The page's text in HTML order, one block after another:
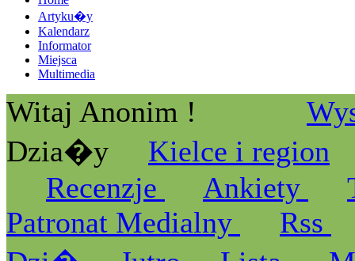
Artyku�y
Kalendarz
Informator
Miejsca
Multimedia
Witaj Anonim !
Dzia�y
Kielce i region
Recenzje
Ankiety
Patronat Medialny
Rss